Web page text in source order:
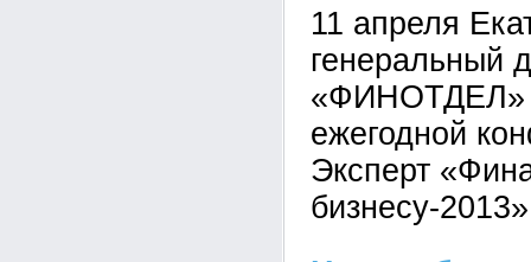
11 апреля
генеральный
«ФИНОТДЕЛ»
ежегодной
Эксперт
бизнесу-